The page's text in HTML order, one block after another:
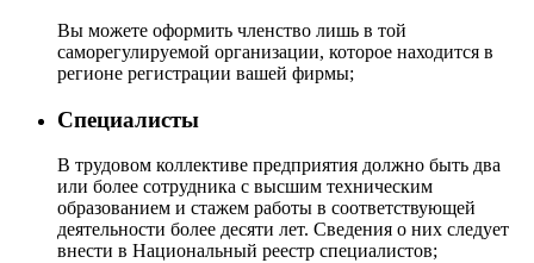
Вы можете оформить членство лишь в той
саморегулируемой организации, которое находится в
регионе регистрации вашей фирмы;
Специалисты
В трудовом коллективе предприятия должно быть два
или более сотрудника с высшим техническим
образованием и стажем работы в соответствующей
деятельности более десяти лет. Сведения о них следует
внести в Национальный реестр специалистов;